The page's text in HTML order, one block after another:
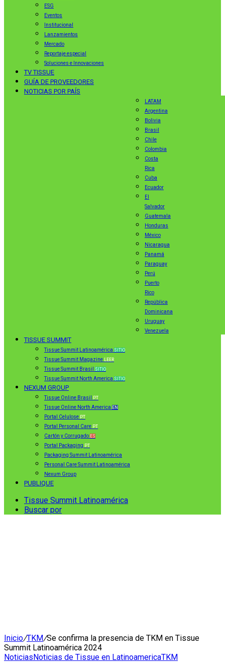
ESG
Eventos
Institucional
Lanzamientos
Mercado
Reportaje especial
Soluciones e Innovaciones
TV TISSUE
GUÍA DE PROVEEDORES
NOTICIAS POR PAÍS
LATAM
Argentina
Bolivia
Brasil
Chile
Colombia
Costa
Rica
Cuba
Ecuador
El
Salvador
Guatemala
Honduras
México
Nicaragua
Panamá
Paraguay
Perú
Puerto
Rico
República
Dominicana
Uruguay
Venezuela
TISSUE SUMMIT
Tissue Summit Latinoamérica SITIO
Tissue Summit Magazine LEER
Tissue Summit Brasil SITIO
Tissue Summit North America SITIO
NEXUM GROUP
Tissue Online Brasil PT
Tissue Online North America EN
Portal Celulose PT
Portal Personal Care PT
Cartón y Corrugado ES
Portal Packaging PT
Packaging Summit Latinoamérica
Personal Care Summit Latinoamérica
Nexum Group
PUBLIQUE
Tissue Summit Latinoamérica
Buscar por
Inicio/TKM/Se confirma la presencia de TKM en Tissue
Summit Latinoamérica 2024
NoticiasNoticias de Tissue en LatinoamericaTKM